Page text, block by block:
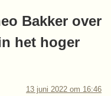
Bakker over
het hoger
13 juni 2022 om 16:46